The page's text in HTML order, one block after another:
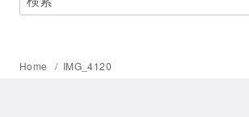
Home IMG_4120